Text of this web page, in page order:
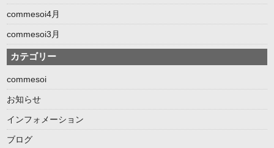
commesoi4月
commesoi3月
カテゴリー
commesoi
お知らせ
インフォメーション
ブログ